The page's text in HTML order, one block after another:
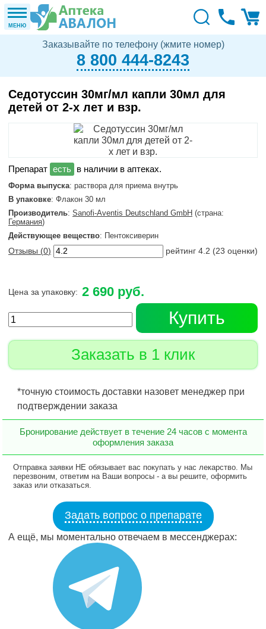
МЕНЮ
Заказывайте по телефону (жмите номер)
8 800 444-8243
Седотуссин 30мг/мл капли 30мл для
детей от 2-х лет и взр.
в наличии в аптеках.
Форма выпуска: раствора для приема внутрь
В упаковке: Флакон 30 мл
Производитель: Sanofi-Aventis Deutschland GmbH (страна:
Германия)
Действующее вещество: Пентоксиверин
Отзывы (0) рейтинг 4.2 (23 оценки)
Цена за упаковку: 2 690 руб.
Купить
Заказать в 1 клик
*точную стоимость доставки назовет менеджер при
подтверждении заказа
Бронирование действует в течение 24 часов с момента
оформления заказа
Отправка заявки НЕ обязывает вас покупать у нас лекарство. Мы
перезвоним, ответим на Ваши вопросы - а вы решите, оформить
заказ или отказаться.
Задать вопрос о препарате
А ещё, мы моментально отвечаем в мессенджерах: